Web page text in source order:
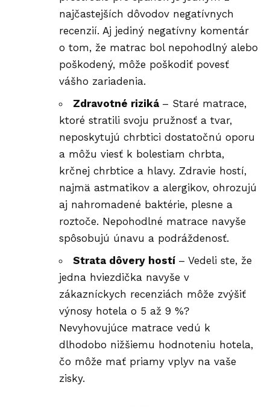
najčastejších dôvodov negatívnych
recenzií. Aj jediný negatívny komentár
o tom, že matrac bol nepohodlný alebo
poškodený, môže poškodiť povesť
vášho zariadenia.
Zdravotné riziká – Staré matrace,
ktoré stratili svoju pružnosť a tvar,
neposkytujú chrbtici dostatočnú oporu
a môžu viesť k bolestiam chrbta,
krčnej chrbtice a hlavy. Zdravie hostí,
najmä astmatikov a alergikov, ohrozujú
aj nahromadené baktérie, plesne a
roztoče. Nepohodlné matrace navyše
spôsobujú únavu a podráždenosť.
Strata dôvery hostí – Vedeli ste, že
jedna hviezdička navyše v
zákazníckych recenziách môže zvýšiť
výnosy hotela o 5 až 9 %?
Nevyhovujúce matrace vedú k
dlhodobo nižšiemu hodnoteniu hotela,
čo môže mať priamy vplyv na vaše
zisky.